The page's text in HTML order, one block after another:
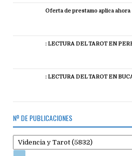
Oferta de prestamo aplica ahora
: LECTURA DEL TAROT EN
: LECTURA DEL TAROT EN
Nº DE PUBLICACIONES